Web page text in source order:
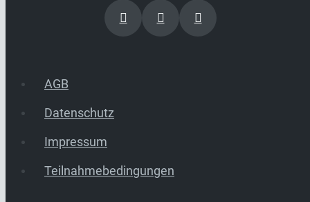
AGB
Datenschutz
Impressum
Teilnahmebedingungen